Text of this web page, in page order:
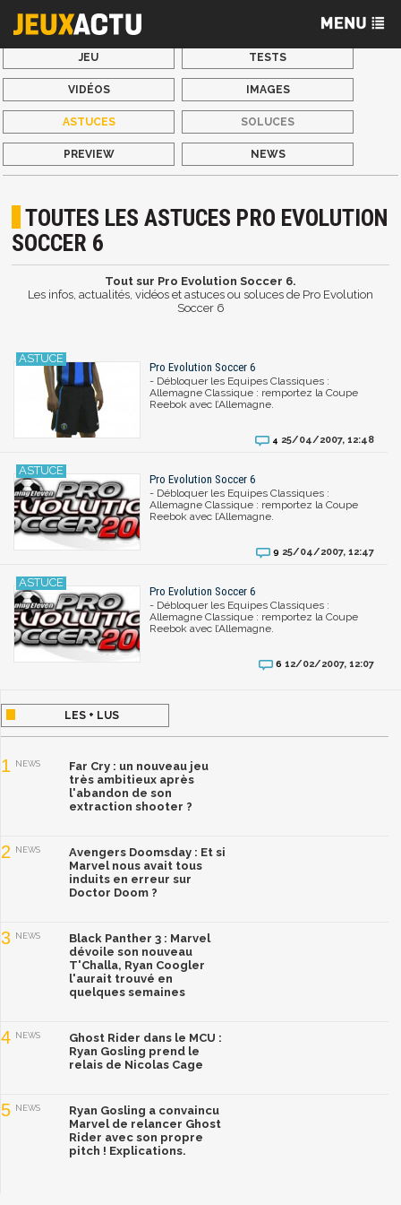
JEU TESTS
VIDÉOS IMAGES
ASTUCES SOLUCES
PREVIEW NEWS
TOUTES LES ASTUCES PRO EVOLUTION
SOCCER 6
Tout sur Pro Evolution Soccer 6.
Les infos, actualités, vidéos et astuces ou soluces de Pro Evolution
Soccer 6
Pro Evolution Soccer 6
- Débloquer les Equipes Classiques :
Allemagne Classique : remportez la Coupe
Reebok avec l’Allemagne.
4 25/04/2007, 12:48
Pro Evolution Soccer 6
- Débloquer les Equipes Classiques :
Allemagne Classique : remportez la Coupe
Reebok avec l’Allemagne.
9 25/04/2007, 12:47
Pro Evolution Soccer 6
- Débloquer les Equipes Classiques :
Allemagne Classique : remportez la Coupe
Reebok avec l’Allemagne.
6 12/02/2007, 12:07
LES + LUS
1 NEWS
Far Cry : un nouveau jeu
très ambitieux après
l'abandon de son
extraction shooter ?
2 NEWS
Avengers Doomsday : Et si
Marvel nous avait tous
induits en erreur sur
Doctor Doom ?
3 NEWS
Black Panther 3 : Marvel
dévoile son nouveau
T'Challa, Ryan Coogler
l'aurait trouvé en
quelques semaines
4 NEWS
Ghost Rider dans le MCU :
Ryan Gosling prend le
relais de Nicolas Cage
5 NEWS
Ryan Gosling a convaincu
Marvel de relancer Ghost
Rider avec son propre
pitch ! Explications.